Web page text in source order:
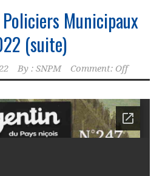
Policiers Municipaux
(suite)
By : SNPM Comment: Off